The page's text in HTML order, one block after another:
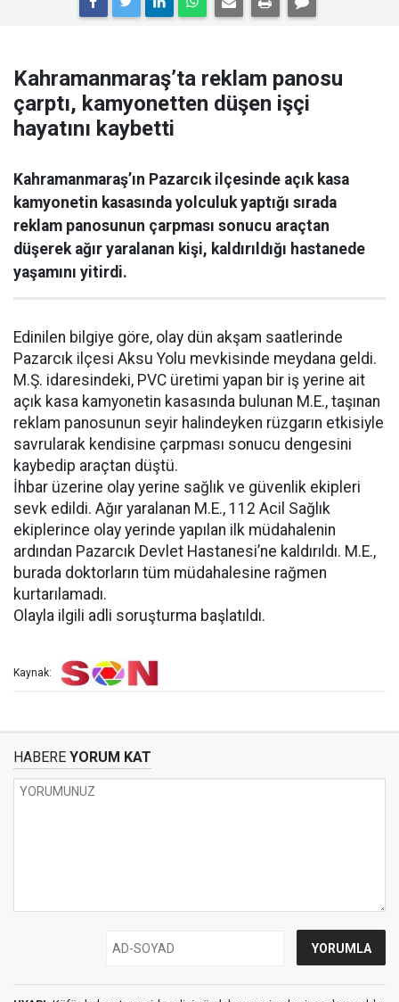
Kahramanmaraş’ta reklam panosu
çarptı, kamyonetten düşen işçi
hayatını kaybetti
Kahramanmaraş’ın Pazarcık ilçesinde açık kasa
kamyonetin kasasında yolculuk yaptığı sırada
reklam panosunun çarpması sonucu araçtan
düşerek ağır yaralanan kişi, kaldırıldığı hastanede
yaşamını yitirdi.
Edinilen bilgiye göre, olay dün akşam saatlerinde
Pazarcık ilçesi Aksu Yolu mevkisinde meydana geldi.
M.Ş. idaresindeki, PVC üretimi yapan bir iş yerine ait
açık kasa kamyonetin kasasında bulunan M.E., taşınan
reklam panosunun seyir halindeyken rüzgarın etkisiyle
savrularak kendisine çarpması sonucu dengesini
kaybedip araçtan düştü.
İhbar üzerine olay yerine sağlık ve güvenlik ekipleri
sevk edildi. Ağır yaralanan M.E., 112 Acil Sağlık
ekiplerince olay yerinde yapılan ilk müdahalenin
ardından Pazarcık Devlet Hastanesi’ne kaldırıldı. M.E.,
burada doktorların tüm müdahalesine rağmen
kurtarılamadı.
Olayla ilgili adli soruşturma başlatıldı.
Kaynak:
HABERE YORUM KAT